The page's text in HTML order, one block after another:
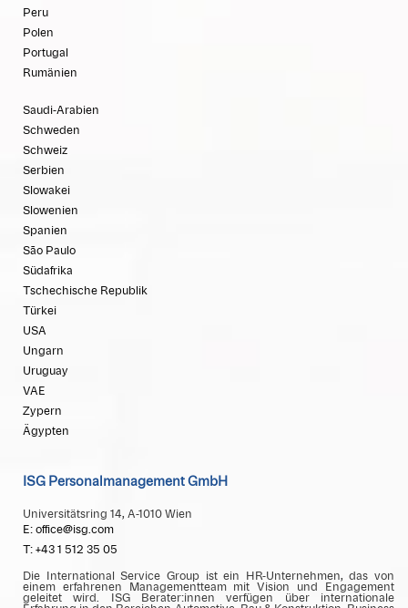
Peru
Polen
Portugal
Rumänien
Saudi-Arabien
Schweden
Schweiz
Serbien
Slowakei
Slowenien
Spanien
São Paulo
Südafrika
Tschechische Republik
Türkei
USA
Ungarn
Uruguay
VAE
Zypern
Ägypten
ISG Personalmanagement GmbH
Universitätsring 14, A-1010 Wien
E: office@isg.com
T: +43 1 512 35 05
Die International Service Group ist ein HR-Unternehmen, das von
einem erfahrenen Managementteam mit Vision und Engagement
geleitet wird. ISG Berater:innen verfügen über internationale